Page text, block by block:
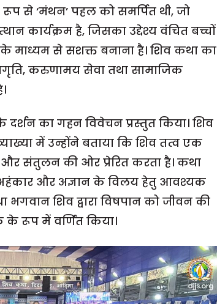
से ‘मंथन’ पहल को समर्पित थी, जो
कार्यक्रम है, जिसका उद्देश्य वंचित बच्चों
माध्यम से सशक्त बनाना है। शिव कथा का
करुणामय सेवा तथा सामाजिक
दर्शन का गहन विवेचन प्रस्तुत किया। शिव
में उन्होंने बताया कि शिव तत्व एक
और संतुलन की ओर प्रेरित करता है। कथा
और अज्ञान के विलय हेतु आवश्यक
शिव द्वारा विषपान को जीवन की
रूप में वर्णित किया।